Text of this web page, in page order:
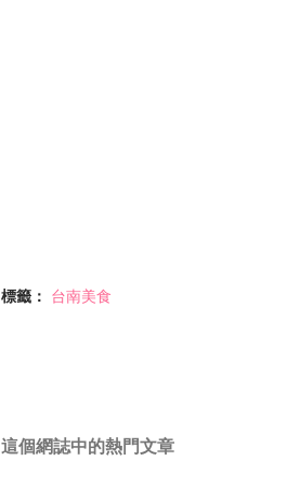
標籤： 台南美食
這個網誌中的熱門文章